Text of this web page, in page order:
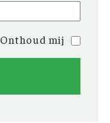
Onthoud mij